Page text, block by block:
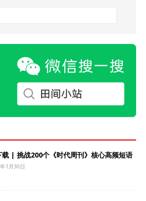
载 | 挑战200个《时代周刊》核心高频短语
1月30日